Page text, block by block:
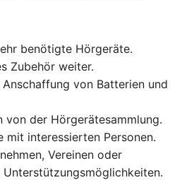
benötigte Hörgeräte.
Zubehör weiter.
von Batterien und
von der Hörgerätesammlung.
mit interessierten Personen.
Vereinen oder
Unterstützungsmöglichkeiten.